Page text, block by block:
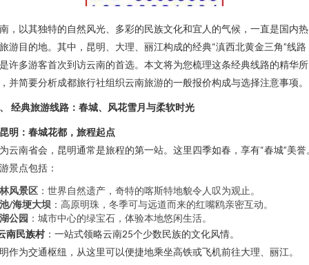
，以其独特的自然风光、多彩的民族文化和宜人的气候，一直是国内
游目的地。其中，昆明、大理、丽江构成的经典“滇西北黄金三角”线路
许多游客首次到访云南的首选。本文将为您梳理这条经典线路的精华所
并简要分析成都旅行社组织云南旅游的一般报价构成与选择注意事项。
经典旅游线路：春城、风花雪月与柔软时光
昆明：春城花都，旅程起点
云南省会，昆明通常是旅程的第一站。这里四季如春，享有“春城”美誉
景点包括：
风景区 ：世界自然遗产，奇特的喀斯特地貌令人叹为观止。
/海埂大坝 ：高原明珠，冬季可与远道而来的红嘴鸥亲密互动。
公园 ：城市中心的绿宝石，体验本地悠闲生活。
南民族村：一站式领略云南25个少数民族的文化风情。
作为交通枢纽，从这里可以便捷地乘坐高铁或飞机前往大理、丽江。